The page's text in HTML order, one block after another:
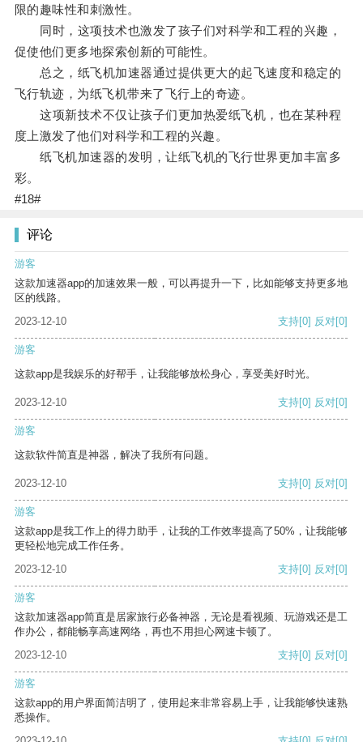
限的趣味性和刺激性。
同时，这项技术也激发了孩子们对科学和工程的兴趣，
促使他们更多地探索创新的可能性。
总之，纸飞机加速器通过提供更大的起飞速度和稳定的
飞行轨迹，为纸飞机带来了飞行上的奇迹。
这项新技术不仅让孩子们更加热爱纸飞机，也在某种程
度上激发了他们对科学和工程的兴趣。
纸飞机加速器的发明，让纸飞机的飞行世界更加丰富多
彩。
#18#
评论
游客
这款加速器app的加速效果一般，可以再提升一下，比如能够支持更多地
区的线路。
2023-12-10
支持[0] 反对[0]
游客
这款app是我娱乐的好帮手，让我能够放松身心，享受美好时光。
2023-12-10 支持[0] 反对[0]
游客
这款软件简直是神器，解决了我所有问题。
2023-12-10 支持[0] 反对[0]
游客
这款app是我工作上的得力助手，让我的工作效率提高了50%，让我能够
更轻松地完成工作任务。
2023-12-10
支持[0] 反对[0]
游客
这款加速器app简直是居家旅行必备神器，无论是看视频、玩游戏还是工
作办公，都能畅享高速网络，再也不用担心网速卡顿了。
2023-12-10
支持[0] 反对[0]
游客
这款app的用户界面简洁明了，使用起来非常容易上手，让我能够快速熟
悉操作。